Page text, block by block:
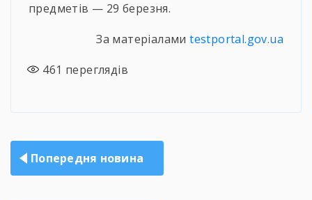
предметів — 29 березня.
За матеріаламиtestportal.gov.ua
461 переглядів
Навігація
записів
Попередня новина